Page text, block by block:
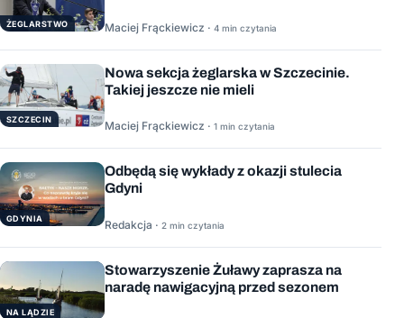
ŻEGLARSTWO Maciej Frąckiewicz · 4 min czytania
SZCZECIN
Nowa sekcja żeglarska w Szczecinie.
Takiej jeszcze nie mieli
Maciej Frąckiewicz · 1 min czytania
GDYNIA
Odbędą się wykłady z okazji stulecia
Gdyni
Redakcja · 2 min czytania
NA LĄDZIE
Stowarzyszenie Żuławy zaprasza na
naradę nawigacyjną przed sezonem